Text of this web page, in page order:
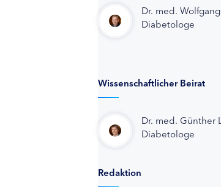
Dr. med.
Diabetologe
Wissenschaftlicher Beirat
Dr. med. Günther
Diabetologe
Redaktion